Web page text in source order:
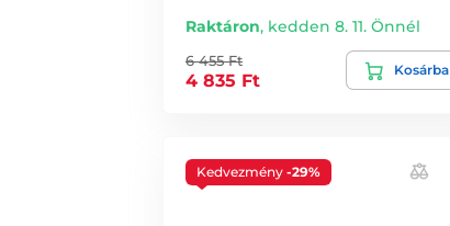
Raktáron, kedden 8. 11. Önnél
6 455 Ft
4 835 Ft
Kosárba
Kedvezmény -29%